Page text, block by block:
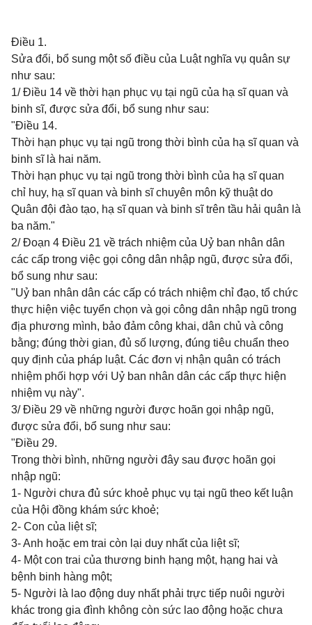
Điều 1.
Sửa đổi, bổ sung một số điều của Luật nghĩa vụ quân sự
như sau:
1/ Điều 14 về thời hạn phục vụ tại ngũ của hạ sĩ quan và
binh sĩ, được sửa đổi, bổ sung như sau:
"Điều 14.
Thời hạn phục vụ tại ngũ trong thời bình của hạ sĩ quan và
binh sĩ là hai năm.
Thời hạn phục vụ tại ngũ trong thời bình của hạ sĩ quan
chỉ huy, hạ sĩ quan và binh sĩ chuyên môn kỹ thuật do
Quân đội đào tạo, hạ sĩ quan và binh sĩ trên tầu hải quân là
ba năm."
2/ Đoạn 4 Điều 21 về trách nhiệm của Uỷ ban nhân dân
các cấp trong việc gọi công dân nhập ngũ, được sửa đổi,
bổ sung như sau:
"Uỷ ban nhân dân các cấp có trách nhiệm chỉ đạo, tổ chức
thực hiện việc tuyển chọn và gọi công dân nhập ngũ trong
địa phương mình, bảo đảm công khai, dân chủ và công
bằng; đúng thời gian, đủ số lượng, đúng tiêu chuẩn theo
quy định của pháp luật. Các đơn vị nhận quân có trách
nhiệm phối hợp với Uỷ ban nhân dân các cấp thực hiện
nhiệm vụ này".
3/ Điều 29 về những người được hoãn gọi nhập ngũ,
được sửa đổi, bổ sung như sau:
"Điều 29.
Trong thời bình, những người đây sau được hoãn gọi
nhập ngũ:
1- Người chưa đủ sức khoẻ phục vụ tại ngũ theo kết luận
của Hội đồng khám sức khoẻ;
2- Con của liệt sĩ;
3- Anh hoặc em trai còn lại duy nhất của liệt sĩ;
4- Một con trai của thương binh hạng một, hạng hai và
bệnh binh hàng một;
5- Người là lao động duy nhất phải trực tiếp nuôi người
khác trong gia đình không còn sức lao động hoặc chưa